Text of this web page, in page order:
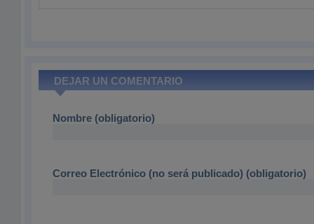
DEJAR UN COMENTARIO
Nombre (obligatorio)
Correo Electrónico (no será publicado) (obligatorio)